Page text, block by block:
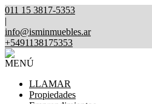
011 15 3817-5353
|
info@isminmuebles.ar
+5491138175353
MENÚ
LLAMAR
Propiedades